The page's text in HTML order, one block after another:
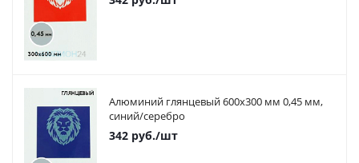
Алюминий глянцевый 600х300 мм 0,45 мм,
синий/серебро
342 руб./шт